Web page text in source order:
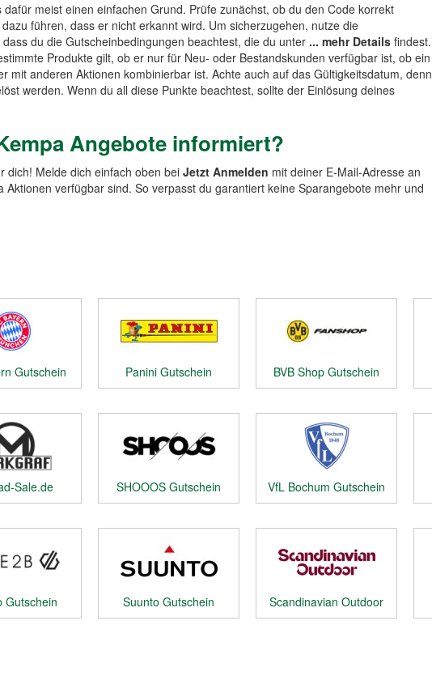
meist einen einfachen Grund. Prüfe zunächst, ob du den Code korrekt
führen, dass er nicht erkannt wird. Um sicherzugehen, nutze die
du die Gutscheinbedingungen beachtest, die du unter ... mehr Details findest.
Produkte gilt, ob er nur für Neu- oder Bestandskunden verfügbar ist, ob ein
mit anderen Aktionen kombinierbar ist. Achte auch auf das Gültigkeitsdatum, denn
werden. Wenn du all diese Punkte beachtest, sollte der Einlösung deines
Angebote informiert?
dich! Melde dich einfach oben bei Jetzt Anmelden mit deiner E-Mail-Adresse an
verfügbar sind. So verpasst du garantiert keine Sparangebote mehr und
Gutschein Panini Gutschein BVB Shop Gutschein
Sale.de
SHOOOS Gutschein VfL Bochum Gutschein
Gutschein Suunto Gutschein
Scandinavian Outdoor
Gutschein